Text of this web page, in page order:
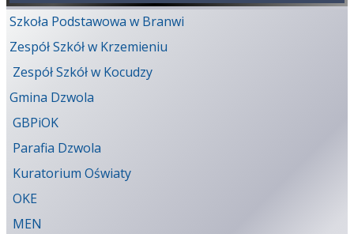
Szkoła Podstawowa w Branwi
Zespół Szkół w Krzemieniu
Zespół Szkół w Kocudzy
Gmina Dzwola
GBPiOK
Parafia Dzwola
Kuratorium Oświaty
OKE
MEN